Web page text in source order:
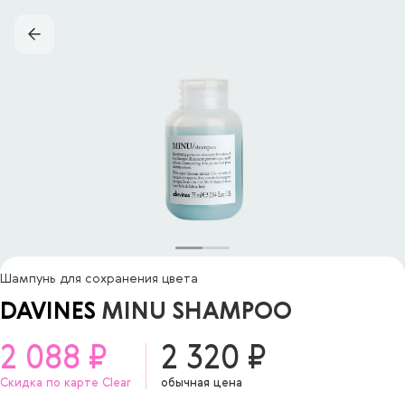
Шампунь для сохранения цвета
DAVINES MINU SHAMPOO
2 088 ₽
Скидка по карте Clear
2 320 ₽
обычная цена